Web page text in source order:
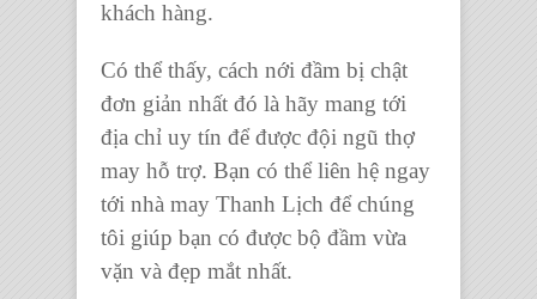
khách hàng.
Có thể thấy, cách nới đầm bị chật
đơn giản nhất đó là hãy mang tới
địa chỉ uy tín để được đội ngũ thợ
may hỗ trợ. Bạn có thể liên hệ ngay
tới nhà may Thanh Lịch để chúng
tôi giúp bạn có được bộ đầm vừa
vặn và đẹp mắt nhất.